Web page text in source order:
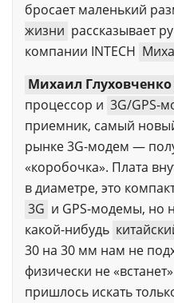
бросает маленький
жизни рассказывает
компании INTECH
Михаил Глуховченко
процессор и 3G/GPS-
приемник, самый
рынке 3G-модем —
«коробочка». Плата
в диаметре, это
3G и GPS-модемы, но
какой-нибудь
30 на 30 мм нам не
физически не
пришлось искать